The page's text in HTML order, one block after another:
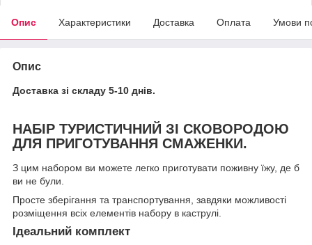
Опис Характеристики Доставка Оплата Умови
Опис
Доставка зі складу 5-10 днів.
НАБІР ТУРИСТИЧНИЙ ЗІ СКОВОРОДОЮ
ДЛЯ ПРИГОТУВАННЯ СМАЖЕНКИ.
З цим набором ви можете легко приготувати поживну їжу, де б
ви не були.
Просте зберігання та транспортування, завдяки можливості
розміщення всіх елементів набору в каструлі.
Ідеальний комплект